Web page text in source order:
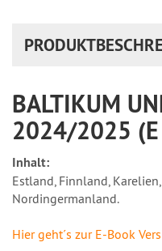
BALTIKUM
2024/2025
Inhalt:
Estland, Finnland,
Nordingermanland.
Hier geht´s zur E-Book